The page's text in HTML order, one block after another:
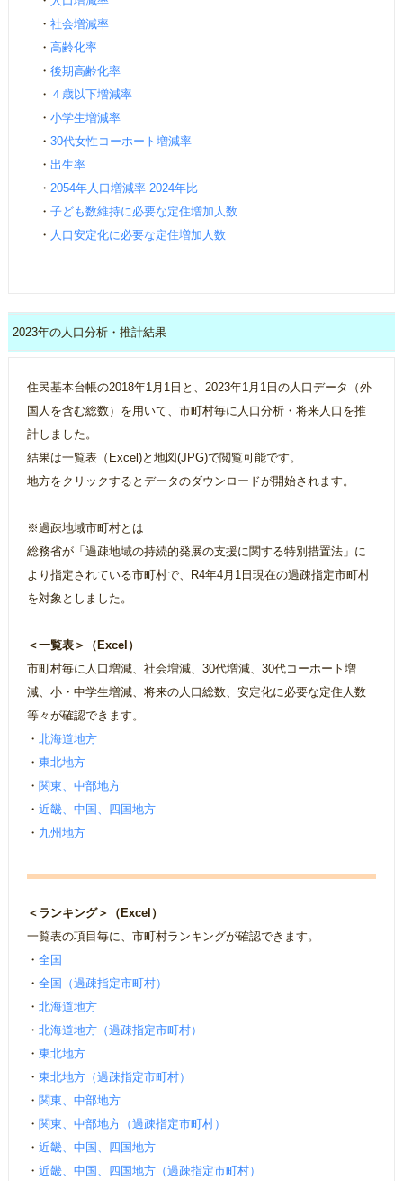
・ 社会増減率
・ 高齢化率
・ 後期高齢化率
・ ４歳以下増減率
・ 小学生増減率
・ 30代女性コーホート増減率
・ 出生率
・ 2054年人口増減率 2024年比
・ 子ども数維持に必要な定住増加人数
・ 人口安定化に必要な定住増加人数
2023年の人口分析・推計結果
住民基本台帳の2018年1月1日と、2023年1月1日の人口データ（外
国人を含む総数）を用いて、市町村毎に人口分析・将来人口を推
計しました。
結果は一覧表（Excel)と地図(JPG)で閲覧可能です。
地方をクリックするとデータのダウンロードが開始されます。
※過疎地域市町村とは
総務省が「過疎地域の持続的発展の支援に関する特別措置法」に
より指定されている市町村で、R4年4月1日現在の過疎指定市町村
を対象としました。
＜一覧表＞（Excel）
市町村毎に人口増減、社会増減、30代増減、30代コーホート増
減、小・中学生増減、将来の人口総数、安定化に必要な定住人数
等々が確認できます。
・ 北海道地方
・ 東北地方
・ 関東、中部地方
・ 近畿、中国、四国地方
・ 九州地方
＜ランキング＞（Excel）
一覧表の項目毎に、市町村ランキングが確認できます。
・ 全国
・ 全国（過疎指定市町村）
・ 北海道地方
・ 北海道地方（過疎指定市町村）
・ 東北地方
・ 東北地方（過疎指定市町村）
・ 関東、中部地方
・ 関東、中部地方（過疎指定市町村）
・ 近畿、中国、四国地方
・ 近畿、中国、四国地方（過疎指定市町村）